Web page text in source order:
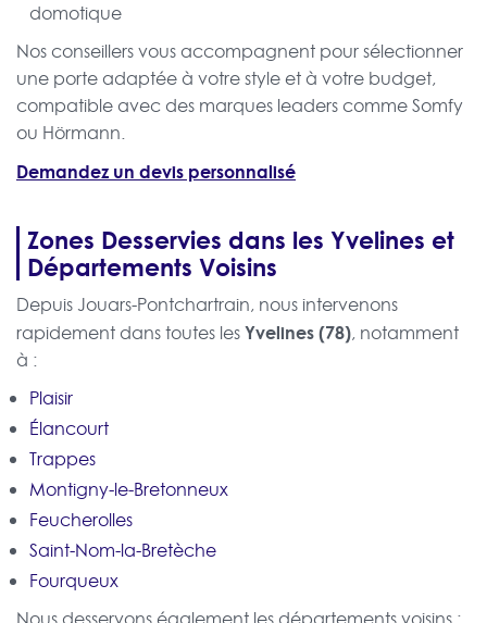
domotique
Nos conseillers vous accompagnent pour sélectionner
une porte adaptée à votre style et à votre budget,
compatible avec des marques leaders comme Somfy
ou Hörmann.
Demandez un devis personnalisé
Zones Desservies dans les Yvelines et
Départements Voisins
Depuis Jouars-Pontchartrain, nous intervenons
rapidement dans toutes lesYvelines (78), notamment
à :
Plaisir
Élancourt
Trappes
Montigny-le-Bretonneux
Feucherolles
Saint-Nom-la-Bretèche
Fourqueux